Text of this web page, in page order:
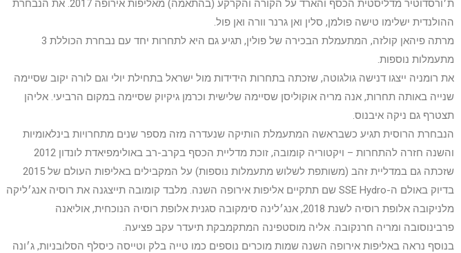
ת׳ורסדוטיר מדליסטית הכסף והארד על הקורה והקרקע (בהתאמה) מאליפות אירופה 2017. את הנבחרת
ההולנדית ישלימו טישה פולמן, סלין ואן גרנר וורה ואן פול.
מרתה פיהאן קולזה, המתעמלת הבכירה של פולין, תגיע גם היא לתחרות יחד עם נבחרת הכוללת 3
מתעמלות נוספות.
את רומניה ייצגו דנישה גולגוטה, שזכתה בתחרות הידידות מול ישראל בתחילת יולי וגם לורה יקוב שסיימה
שנייה באותה תחרות, אנה מריה אוקוליסן שסיימה שלישית וכרמן גיקיוק שסיימה במקום הרביעי. אליהן
תצטרף גם ניקה איבנוס.
הנבחרת הרוסית תגיע כשבראשה המתעמלת הותיקה שנעדרה מזה מספר שנים מתחרויות בינלאומיות
והשנה חזרה להתחרות – ויקטוריה קומובה, זוכת מדליית הכסף בקרב-רב באולימפיאדת לונדון 2012
שזכתה גם במדליית זהב (משותפת לשלוש מתעמלות נוספות) על המקבילים באליפות העולם של 2015
בדיוק באולם ה-SSE Hydro שם תתקיים אליפות אירופה השנה. מלבד קומובה תייצגנה את רוסיה אנג׳ליקה
מלניקובה אלופת רוסיה לשנת 2018, אנג׳לינה סימקובה סגנית אלופת רוסיה הנוכחית, אוליאנה
פרבינוסובה ומריה חרנקובה. אליה מוסטפינה המתקמבקת תיעדר עקב פציעה.
בנוסף נראה באליפות אירופה השנה שמות מוכרים נוספים כמו טייה בלק וטייסה כיסלף הסלובניות, ג׳ונה